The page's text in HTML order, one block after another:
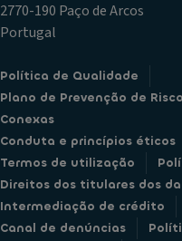
2770-190 Paço de Arcos
Portugal
Política de Qualidade
Plano de Prevenção de
Conexas
Conduta e princípios éticos
Termos de utilização
Direitos dos titulares dos
Intermediação de crédito
Canal de denúncias